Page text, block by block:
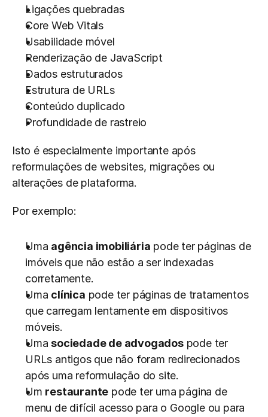
Ligações quebradas
Core Web Vitals
Usabilidade móvel
Renderização de JavaScript
Dados estruturados
Estrutura de URLs
Conteúdo duplicado
Profundidade de rastreio
Isto é especialmente importante após
reformulações de websites, migrações ou
alterações de plataforma.
Por exemplo:
Uma agência imobiliária pode ter páginas de
imóveis que não estão a ser indexadas
corretamente.
Uma clínica pode ter páginas de tratamentos
que carregam lentamente em dispositivos
móveis.
Uma sociedade de advogados pode ter
URLs antigos que não foram redirecionados
após uma reformulação do site.
Um restaurante pode ter uma página de
menu de difícil acesso para o Google ou para